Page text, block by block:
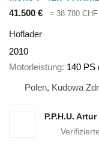
41.500 € ≈ 38.780 CHF
Hoflader
2010
Motorleistung 140 PS
Polen, Kudowa
P.P.H.U.